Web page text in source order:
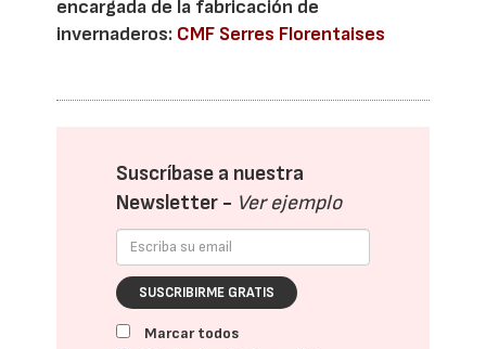
encargada de la fabricación de
invernaderos: CMF Serres Florentaises
Suscríbase a nuestra
Newsletter - Ver ejemplo
SUSCRIBIRME GRATIS
Marcar todos